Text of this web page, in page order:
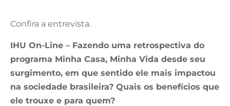
Confira a entrevista.
IHU On-Line – Fazendo uma retrospectiva do
programa Minha Casa, Minha Vida desde seu
surgimento, em que sentido ele mais impactou
na sociedade brasileira? Quais os benefícios que
ele trouxe e para quem?